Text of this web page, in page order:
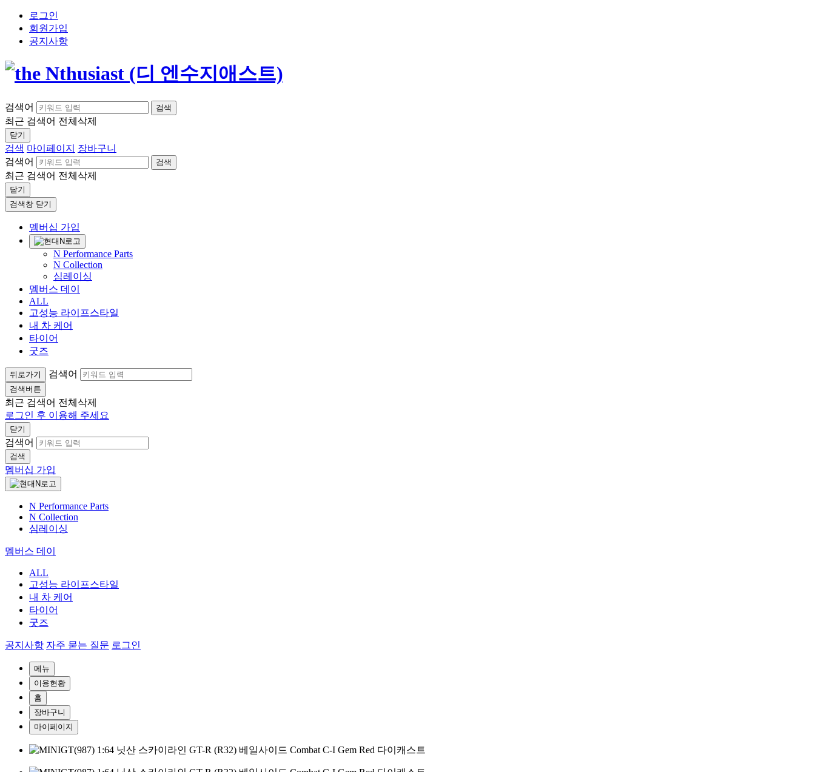
로그인
회원가입
공지사항
검색어 검색
최근 검색어 전체삭제
닫기
검색 마이페이지
장바구니
검색어
검색
최근 검색어 전체삭제
닫기
검색창 닫기
멤버십 가입
N Performance Parts
N Collection
심레이싱
멤버스 데이
ALL
고성능 라이프스타일
내 차 케어
타이어
굿즈
뒤로가기 검색어
검색버튼
최근 검색어 전체삭제
로그인 후 이용해 주세요
닫기
검색어
검색
멤버십 가입
N Performance Parts
N Collection
심레이싱
멤버스 데이
ALL
고성능 라이프스타일
내 차 케어
타이어
굿즈
공지사항 자주 묻는 질문 로그인
메뉴
이용현황
홈
장바구니
마이페이지